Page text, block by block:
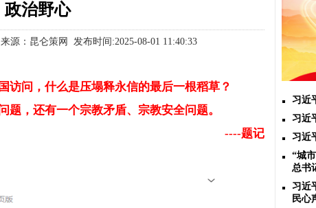
政治野心
：昆仑策网 发布时间:2025-08-01 11:40:33
访问，什么是压塌释永信的最后一根稻草？
，还有一个宗教矛盾、宗教安全问题。
----题记
习近
习近
习近
“城
总书
习近
民心